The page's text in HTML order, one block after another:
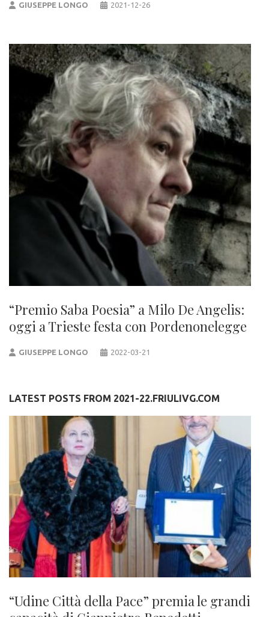
GIUSEPPE LONGO 2021-12-26
“Premio Saba Poesia” a Milo De Angelis:
oggi a Trieste festa con Pordenonelegge
GIUSEPPE LONGO 2022-03-21
LATEST POSTS FROM 2021-22.FRIULIVG.COM
“Udine Città della Pace” premia le grandi